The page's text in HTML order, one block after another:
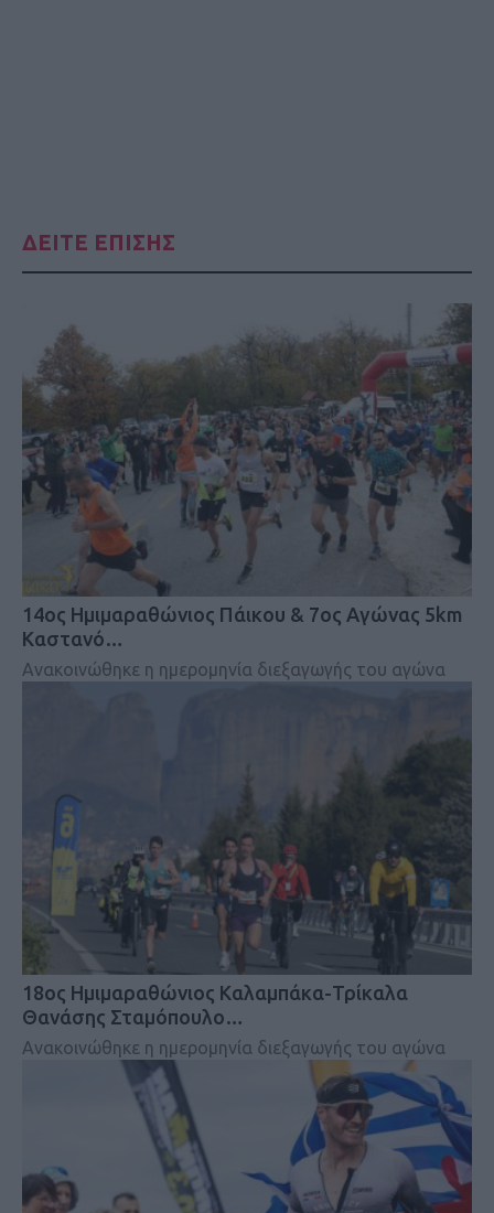
ΔΕΙΤΕ ΕΠΙΣΗΣ
14ος Ημιμαραθώνιος Πάικου & 7ος Αγώνας 5km
Καστανό…
Ανακοινώθηκε η ημερομηνία διεξαγωγής του αγώνα
18ος Ημιμαραθώνιος Καλαμπάκα-Τρίκαλα
Θανάσης Σταμόπουλο…
Ανακοινώθηκε η ημερομηνία διεξαγωγής του αγώνα